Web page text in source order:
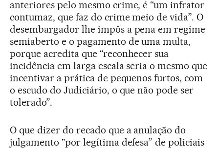
anteriores pelo mesmo crime, é “um infrator
contumaz, que faz do crime meio de vida”. O
desembargador lhe impôs a pena em regime
semiaberto e o pagamento de uma multa,
porque acredita que “reconhecer sua
incidência em larga escala seria o mesmo que
incentivar a prática de pequenos furtos, com
o escudo do Judiciário, o que não pode ser
tolerado”.
O que dizer do recado que a anulação do
julgamento "por legítima defesa” de policiais